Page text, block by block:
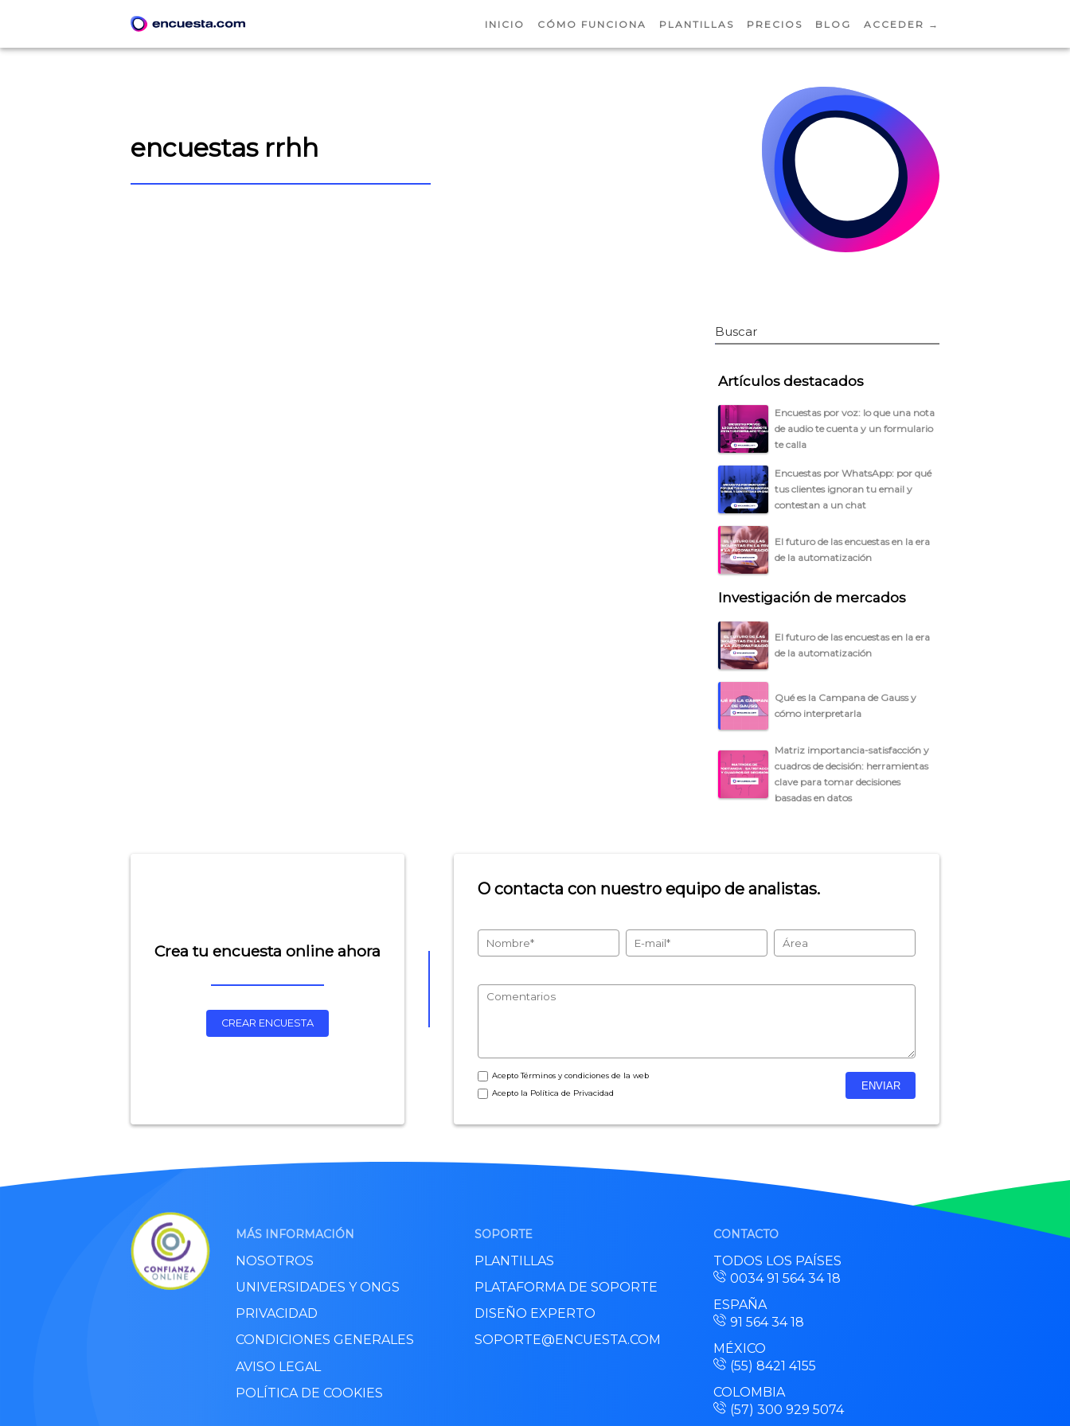
INICIO CÓMO FUNCIONA PLANTILLAS PRECIOS BLOG ACCEDER →
encuestas rrhh
Buscar
Artículos destacados
Encuestas por voz: lo que una nota
de audio te cuenta y un formulario
te calla
Encuestas por WhatsApp: por qué
tus clientes ignoran tu email y
contestan a un chat
El futuro de las encuestas en la era
de la automatización
Investigación de mercados
El futuro de las encuestas en la era
de la automatización
Qué es la Campana de Gauss y
cómo interpretarla
Matriz importancia-satisfacción y
cuadros de decisión: herramientas
clave para tomar decisiones
basadas en datos
Crea tu encuesta online ahora
CREAR ENCUESTA
O contacta con nuestro equipo de analistas.
AceptoTérminos y condiciones de la web
Acepto la Política de Privacidad
MÁS INFORMACIÓN
NOSOTROS
UNIVERSIDADES Y ONGS
PRIVACIDAD
CONDICIONES GENERALES
AVISO LEGAL
POLÍTICA DE COOKIES
SOPORTE
PLANTILLAS
PLATAFORMA DE SOPORTE
DISEÑO EXPERTO
SOPORTE@ENCUESTA.COM
CONTACTO
TODOS LOS PAÍSES
0034 91 564 34 18
ESPAÑA
91 564 34 18
MÉXICO
(55) 8421 4155
COLOMBIA
(57) 300 929 5074